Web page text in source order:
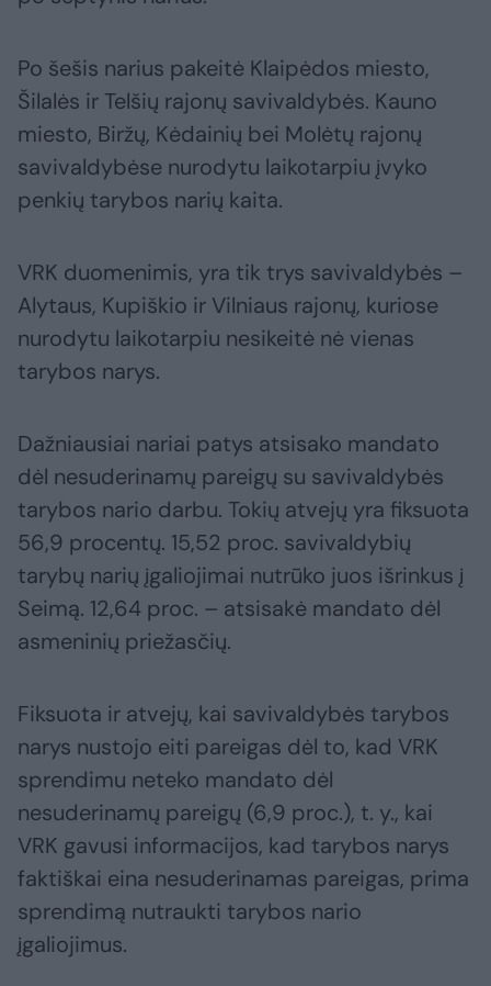
Po šešis narius pakeitė Klaipėdos miesto,
Šilalės ir Telšių rajonų savivaldybės. Kauno
miesto, Biržų, Kėdainių bei Molėtų rajonų
savivaldybėse nurodytu laikotarpiu įvyko
penkių tarybos narių kaita.
VRK duomenimis, yra tik trys savivaldybės –
Alytaus, Kupiškio ir Vilniaus rajonų, kuriose
nurodytu laikotarpiu nesikeitė nė vienas
tarybos narys.
Dažniausiai nariai patys atsisako mandato
dėl nesuderinamų pareigų su savivaldybės
tarybos nario darbu. Tokių atvejų yra fiksuota
56,9 procentų. 15,52 proc. savivaldybių
tarybų narių įgaliojimai nutrūko juos išrinkus į
Seimą. 12,64 proc. – atsisakė mandato dėl
asmeninių priežasčių.
Fiksuota ir atvejų, kai savivaldybės tarybos
narys nustojo eiti pareigas dėl to, kad VRK
sprendimu neteko mandato dėl
nesuderinamų pareigų (6,9 proc.), t. y., kai
VRK gavusi informacijos, kad tarybos narys
faktiškai eina nesuderinamas pareigas, prima
sprendimą nutraukti tarybos nario
įgaliojimus.